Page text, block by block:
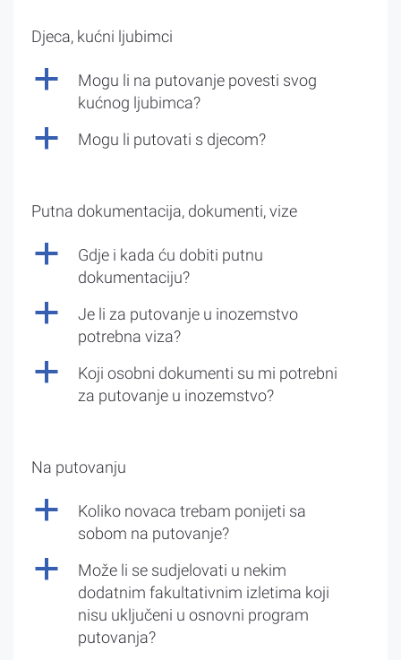
Djeca, kućni ljubimci
a
Mogu li na putovanje povesti svog
kućnog ljubimca?
a Mogu li putovati s djecom?
Putna dokumentacija, dokumenti, vize
a
Gdje i kada ću dobiti putnu
dokumentaciju?
a
Je li za putovanje u inozemstvo
potrebna viza?
a
Koji osobni dokumenti su mi potrebni
za putovanje u inozemstvo?
Na putovanju
a
Koliko novaca trebam ponijeti sa
sobom na putovanje?
a
Može li se sudjelovati u nekim
dodatnim fakultativnim izletima koji
nisu uključeni u osnovni program
putovanja?